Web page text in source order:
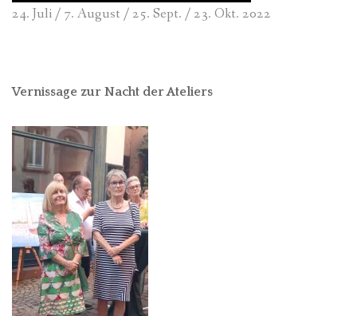
24. Juli / 7. August / 25. Sept. / 23. Okt. 2022
Vernissage zur Nacht der Ateliers